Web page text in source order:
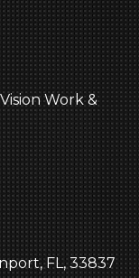
Work &
FL, 33837